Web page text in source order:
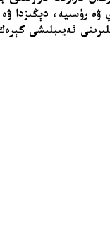
رۇسىيە، دېڭىزدا
ئەيىبلىشى